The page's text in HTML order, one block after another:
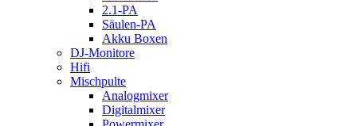
2.1-PA
Säulen-PA
Akku Boxen
DJ-Monitore
Hifi
Mischpulte
Analogmixer
Digitalmixer